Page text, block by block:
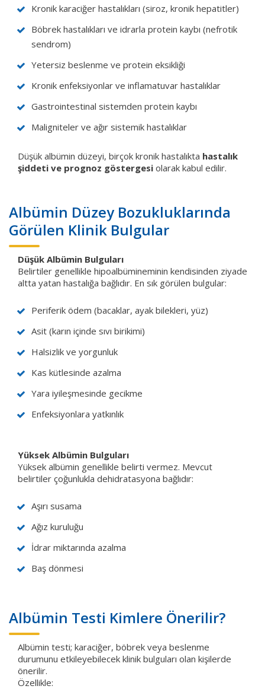
Kronik karaciğer hastalıkları (siroz, kronik hepatitler)
Böbrek hastalıkları ve idrarla protein kaybı (nefrotik
sendrom)
Yetersiz beslenme ve protein eksikliği
Kronik enfeksiyonlar ve inflamatuvar hastalıklar
Gastrointestinal sistemden protein kaybı
Maligniteler ve ağır sistemik hastalıklar
Düşük albümin düzeyi, birçok kronik hastalıkta hastalık
şiddeti ve prognoz göstergesi olarak kabul edilir.
Albümin Düzey Bozukluklarında
Görülen Klinik Bulgular
Düşük Albümin Bulguları
Belirtiler genellikle hipoalbümineminin kendisinden ziyade
altta yatan hastalığa bağlıdır. En sık görülen bulgular:
Periferik ödem (bacaklar, ayak bilekleri, yüz)
Asit (karın içinde sıvı birikimi)
Halsizlik ve yorgunluk
Kas kütlesinde azalma
Yara iyileşmesinde gecikme
Enfeksiyonlara yatkınlık
Yüksek Albümin Bulguları
Yüksek albümin genellikle belirti vermez. Mevcut
belirtiler çoğunlukla dehidratasyona bağlıdır:
Aşırı susama
Ağız kuruluğu
İdrar miktarında azalma
Baş dönmesi
Albümin Testi Kimlere Önerilir?
Albümin testi; karaciğer, böbrek veya beslenme
durumunu etkileyebilecek klinik bulguları olan kişilerde
önerilir.
Özellikle: